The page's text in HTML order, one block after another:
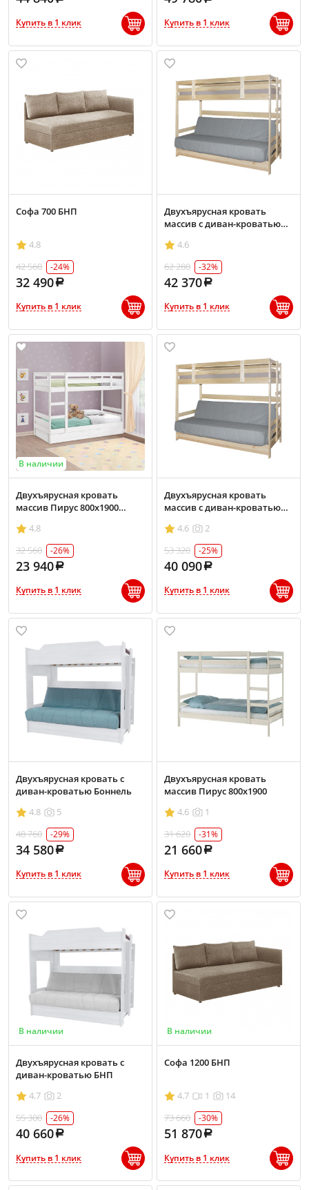
Купить в 1 клик Купить в 1 клик
Софа 700 БНП
4.8
42 560
-24%
32 490
Купить в 1 клик
Двухъярусная кровать
массив с диван-кроватью
4.6
62 280
-32%
42 370
Купить в 1 клик
В наличии
Двухъярусная кровать
массив Пирус 800х1900
4.8
32 560
-26%
23 940
Купить в 1 клик
Двухъярусная кровать
массив с диван-кроватью
4.6
2
53 320
-25%
40 090
Купить в 1 клик
Двухъярусная кровать с
диван-кроватью Боннель
4.8
5
48 760
-29%
34 580
Купить в 1 клик
Двухъярусная кровать
массив Пирус 800х1900
4.6
1
31 620
-31%
21 660
Купить в 1 клик
В наличии
Двухъярусная кровать с
диван-кроватью БНП
4.7
2
55 300
-26%
40 660
Купить в 1 клик
В наличии
Софа 1200 БНП
4.7 1
14
73 660
-30%
51 870
Купить в 1 клик